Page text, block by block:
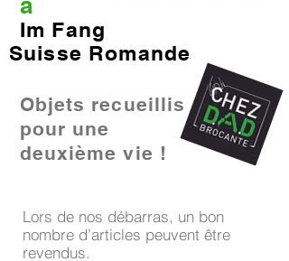
Im Fang
Suisse Romande
Objets recueillis
pour une
deuxième vie !
Lors de nos débarras, un bon
nombre d’articles peuvent être
revendus.